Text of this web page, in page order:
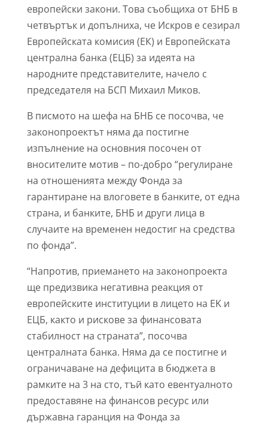
европейски закони. Това съобщиха от БНБ в
четвъртък и допълниха, че Искров е сезирал
Европейската комисия (ЕК) и Европейската
централна банка (ЕЦБ) за идеята на
народните представителите, начело с
председателя на БСП Михаил Миков.
В писмото на шефа на БНБ се посочва, че
законопроектът няма да постигне
изпълнение на основния посочен от
вносителите мотив – по-добро “регулиране
на отношенията между Фонда за
гарантиране на влоговете в банките, от една
страна, и банките, БНБ и други лица в
случаите на временен недостиг на средства
по фонда”.
“Напротив, приемането на законопроекта
ще предизвика негативна реакция от
европейските институции в лицето на EK и
EЦБ, както и рискове за финансовата
стабилност на страната”, посочва
централната банка. Няма да се постигне и
ограничаване на дефицита в бюджета в
рамките на 3 на сто, тъй като евентуалното
предоставяне на финансов ресурс или
държавна гаранция на Фонда за